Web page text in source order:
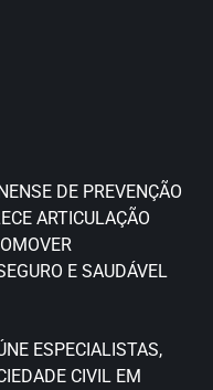
DE PREVENÇÃO
ARTICULAÇÃO
E SAUDÁVEL
ESPECIALISTAS,
CIVIL EM